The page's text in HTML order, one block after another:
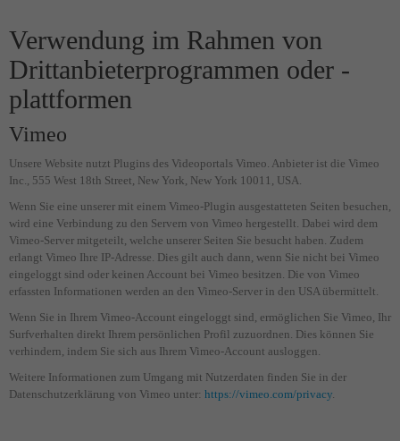
Verwendung im Rahmen von
Drittanbieterprogrammen oder -
plattformen
Vimeo
Unsere Website nutzt Plugins des Videoportals Vimeo. Anbieter ist die Vimeo
Inc., 555 West 18th Street, New York, New York 10011, USA.
Wenn Sie eine unserer mit einem Vimeo-Plugin ausgestatteten Seiten besuchen,
wird eine Verbindung zu den Servern von Vimeo hergestellt. Dabei wird dem
Vimeo-Server mitgeteilt, welche unserer Seiten Sie besucht haben. Zudem
erlangt Vimeo Ihre IP-Adresse. Dies gilt auch dann, wenn Sie nicht bei Vimeo
eingeloggt sind oder keinen Account bei Vimeo besitzen. Die von Vimeo
erfassten Informationen werden an den Vimeo-Server in den USA übermittelt.
Wenn Sie in Ihrem Vimeo-Account eingeloggt sind, ermöglichen Sie Vimeo, Ihr
Surfverhalten direkt Ihrem persönlichen Profil zuzuordnen. Dies können Sie
verhindern, indem Sie sich aus Ihrem Vimeo-Account ausloggen.
Weitere Informationen zum Umgang mit Nutzerdaten finden Sie in der
Datenschutzerklärung von Vimeo unter: https://vimeo.com/privacy.